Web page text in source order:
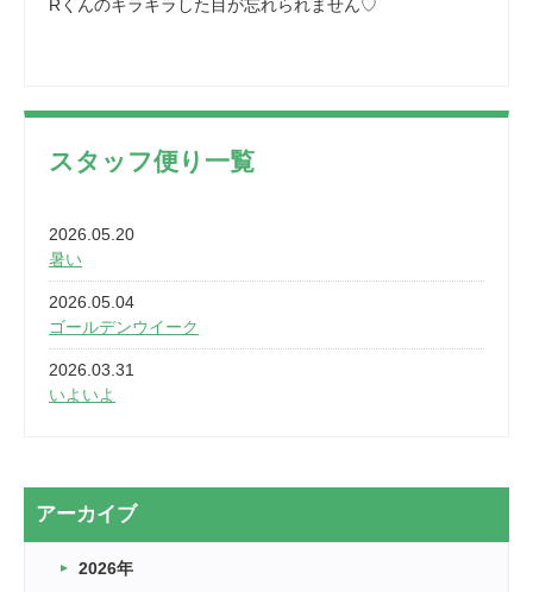
Rくんのキラキラした目が忘れられません♡
スタッフ便り一覧
2026.05.20
暑い
2026.05.04
ゴールデンウイーク
2026.03.31
いよいよ
2026.03.20
なぎなた
2026.03.16
アーカイブ
2026年